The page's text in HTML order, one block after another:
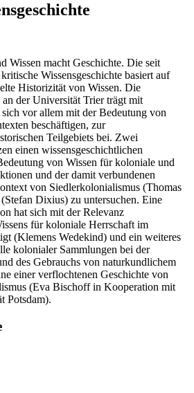
Wissen macht Geschichte. Die seit
Wissensgeschichte basiert auf
Historizität von Wissen. Die
der Universität Trier trägt mit
vor allem mit der Bedeutung von
beschäftigen, zur
Teilgebiets bei. Zwei
einen wissensgeschichtlichen
von Wissen für koloniale und
und der damit verbundenen
von Siedlerkolonialismus (Thomas
Dixius) zu untersuchen. Eine
hat sich mit der Relevanz
für koloniale Herrschaft im
(Klemens Wedekind) und ein weiteres
kolonialer Sammlungen bei der
des Gebrauchs von naturkundlichem
einer verflochtenen Geschichte von
(Eva Bischoff in Kooperation mit
Potsdam).